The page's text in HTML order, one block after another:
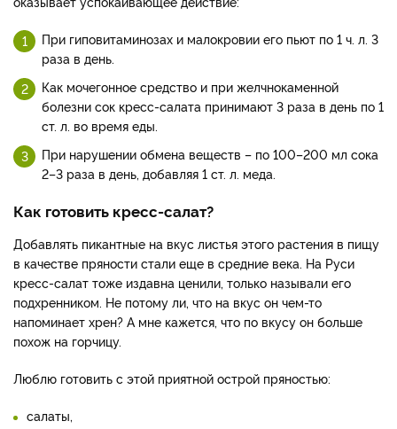
При гиповитаминозах и малокровии его пьют по 1 ч. л. 3
раза в день.
Как мочегонное средство и при желчнокаменной
болезни сок кресс-салата принимают 3 раза в день по 1
ст. л. во время еды.
При нарушении обмена веществ – по 100–200 мл сока
2–3 раза в день, добавляя 1 ст. л. меда.
Как готовить кресс-салат?
Добавлять пикантные на вкус листья этого растения в пищу
в качестве пряности стали еще в средние века. На Руси
кресс-салат тоже издавна ценили, только называли его
подхренником. Не потому ли, что на вкус он чем-то
напоминает хрен? А мне кажется, что по вкусу он больше
похож на горчицу.
Люблю готовить с этой приятной острой пряностью:
салаты,